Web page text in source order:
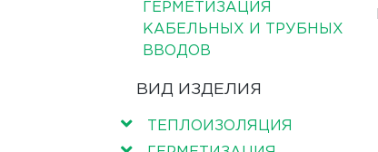
ГЕРМЕТИЗАЦИЯ
КАБЕЛЬНЫХ И ТРУБНЫХ
ВВОДОВ
ВИД ИЗДЕЛИЯ
ТЕПЛОИЗОЛЯЦИЯ